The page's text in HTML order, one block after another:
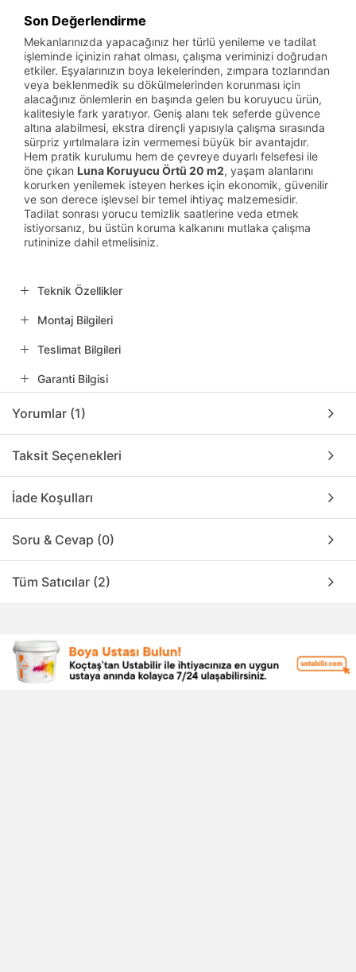
Son Değerlendirme
Mekanlarınızda yapacağınız her türlü yenileme ve tadilat
işleminde içinizin rahat olması, çalışma veriminizi doğrudan
etkiler. Eşyalarınızın boya lekelerinden, zımpara tozlarından
veya beklenmedik su dökülmelerinden korunması için
alacağınız önlemlerin en başında gelen bu koruyucu ürün,
kalitesiyle fark yaratıyor. Geniş alanı tek seferde güvence
altına alabilmesi, ekstra dirençli yapısıyla çalışma sırasında
sürpriz yırtılmalara izin vermemesi büyük bir avantajdır.
Hem pratik kurulumu hem de çevreye duyarlı felsefesi ile
öne çıkan Luna Koruyucu Örtü 20 m2, yaşam alanlarını
korurken yenilemek isteyen herkes için ekonomik, güvenilir
ve son derece işlevsel bir temel ihtiyaç malzemesidir.
Tadilat sonrası yorucu temizlik saatlerine veda etmek
istiyorsanız, bu üstün koruma kalkanını mutlaka çalışma
rutininize dahil etmelisiniz.
Teknik Özellikler
Montaj Bilgileri
Teslimat Bilgileri
Garanti Bilgisi
Yorumlar (1)
Taksit Seçenekleri
İade Koşulları
Soru & Cevap (0)
Tüm Satıcılar (2)